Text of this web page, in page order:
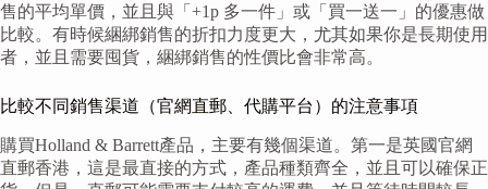
售的平均單價，並且與「+1p 多一件」或「買一送一」的優惠做
比較。有時候綑綁銷售的折扣力度更大，尤其如果你是長期使用
者，並且需要囤貨，綑綁銷售的性價比會非常高。
比較不同銷售渠道（官網直郵、代購平台）的注意事項
購買Holland & Barrett產品，主要有幾個渠道。第一是英國官網
直郵香港，這是最直接的方式，產品種類齊全，並且可以確保正